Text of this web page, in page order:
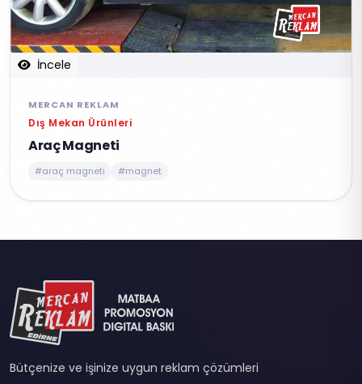
İncele
MERCAN REKLAM
Dış Mekan Ürünleri
Araç Magneti
#araç magneti #magnet
Bütçenize ve işinize uygun reklam çözümleri